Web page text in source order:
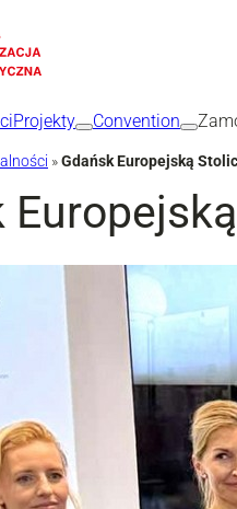
Projekty Convention
»Gdańsk Europejską